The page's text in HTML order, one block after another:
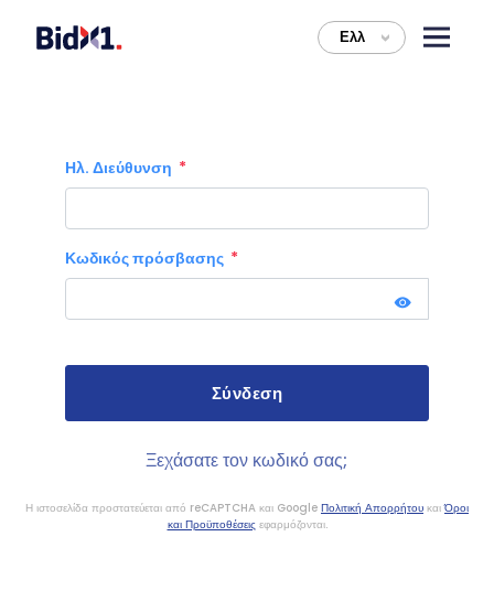
Ελλ >
Ηλ. Διεύθυνση
Κωδικός πρόσβασης
Ξεχάσατε τον κωδικό σας;
Η ιστοσελίδα προστατεύεται από reCAPTCHA και Google Πολιτική Απορρήτου καιΌροι
και Προϋποθέσειςεφαρμόζονται.